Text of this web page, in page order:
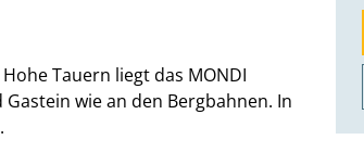
Tauern liegt das MONDI
wie an den Bergbahnen. In
©Mapbox